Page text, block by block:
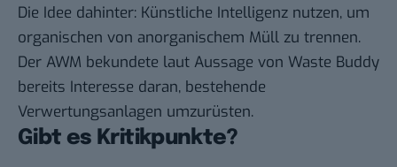
Die Idee dahinter: Künstliche Intelligenz nutzen, um
organischen von anorganischem Müll zu trennen.
Der AWM bekundete laut Aussage von Waste Buddy
bereits Interesse daran, bestehende
Verwertungsanlagen umzurüsten.
Gibt es Kritikpunkte?